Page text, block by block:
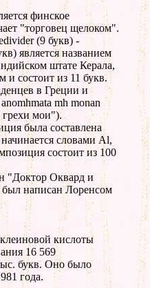
финское
"торговец щелоком".
(9 букв) -
является названием
штате Керала,
и состоит из 11 букв.
в Греции и
mh monan
мои").
была составлена
словами Al,
состоит из 100
"Доктор Оквард и
написан Лоренсом
кислоты
16 569
букв. Оно было
года.